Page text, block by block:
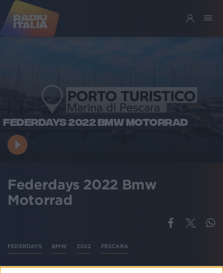
FEDERDAYS 2022 BMW MOTORRAD
Federdays 2022 Bmw
Motorrad
FEDERDAYS BMW 2022 PESCARA